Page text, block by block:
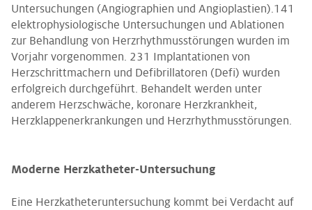
Untersuchungen (Angiographien und Angioplastien).141
elektrophysiologische Untersuchungen und Ablationen
zur Behandlung von Herzrhythmusstörungen wurden im
Vorjahr vorgenommen. 231 Implantationen von
Herzschrittmachern und Defibrillatoren (Defi) wurden
erfolgreich durchgeführt. Behandelt werden unter
anderem Herzschwäche, koronare Herzkrankheit,
Herzklappenerkrankungen und Herzrhythmusstörungen.
Moderne Herzkatheter-Untersuchung
Eine Herzkatheteruntersuchung kommt bei Verdacht auf